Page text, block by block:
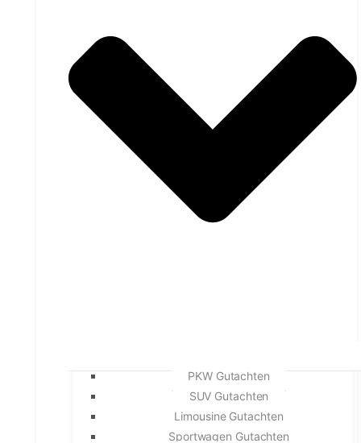
PKW Gutachten
SUV Gutachten
Limousine Gutachten
Sportwagen Gutachten